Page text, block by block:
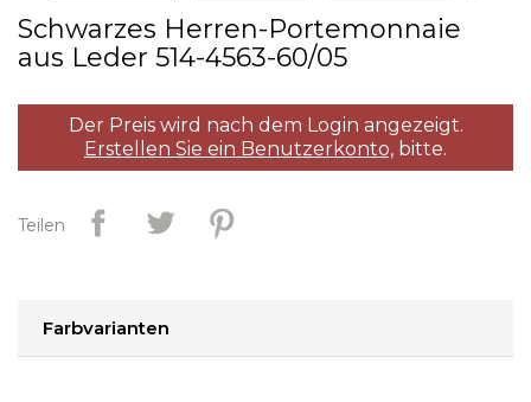
Schwarzes Herren­-Portemonnaie
aus Leder 514­-4563­-60/05
Der Preis wird nach dem Login angezeigt.
Erstellen Sie ein Benutzerkonto, bitte.
Teilen
Farbvarianten